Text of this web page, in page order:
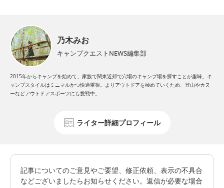
乃木みお
キャンプクエストNEWS編集部
2015年からキャンプを始めて、家族で関東近郊で穴場のキャンプ場を探すことが趣味。キ
ャンプスタイルはミニマルかつ快適重視。よりアウトドアを極めていくため、登山やカヌ
ーなどアウトドアスポーツにも挑戦中。
ライター詳細プロフィール
記事についてのご意見やご要望、修正依頼、表示の不具合
などございましたらお知らせください。返信が必要な場合